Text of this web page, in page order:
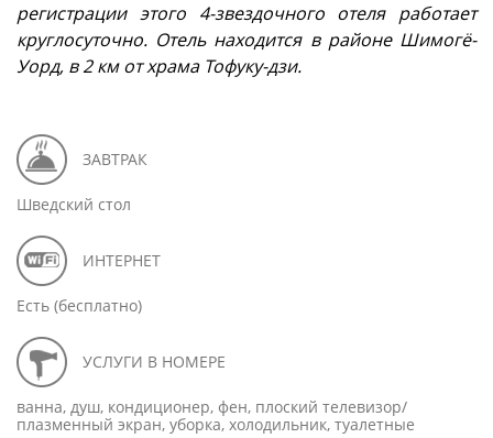
регистрации этого 4-звездочного отеля работает
круглосуточно. Отель находится в районе Шимогё-
Уорд, в 2 км от храма Тофуку-дзи.
ЗАВТРАК
Шведский стол
ИНТЕРНЕТ
Есть (бесплатно)
УСЛУГИ В НОМЕРЕ
ванна, душ, кондиционер, фен, плоский телевизор/
плазменный экран, уборка, холодильник, туалетные